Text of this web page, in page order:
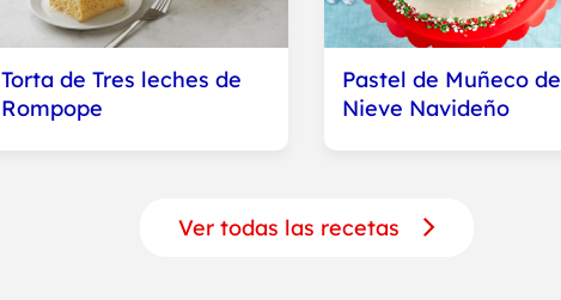
Torta de Tres leches de
Rompope
Pastel de Muñeco de
Nieve Navideño
Ver todas las recetas